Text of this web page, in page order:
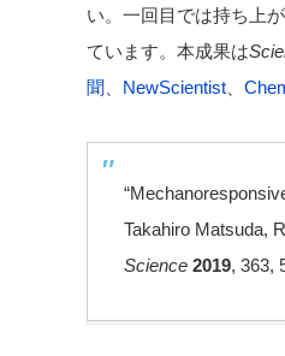
い。一回目では持ち上
ています。本成果は
聞
NewScientist
Takahiro Matsuda,
Science 2019, 363,